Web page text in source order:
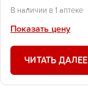
В наличии в 1 аптеке
Показать цену
ЧИТАТЬ ДАЛЕЕ